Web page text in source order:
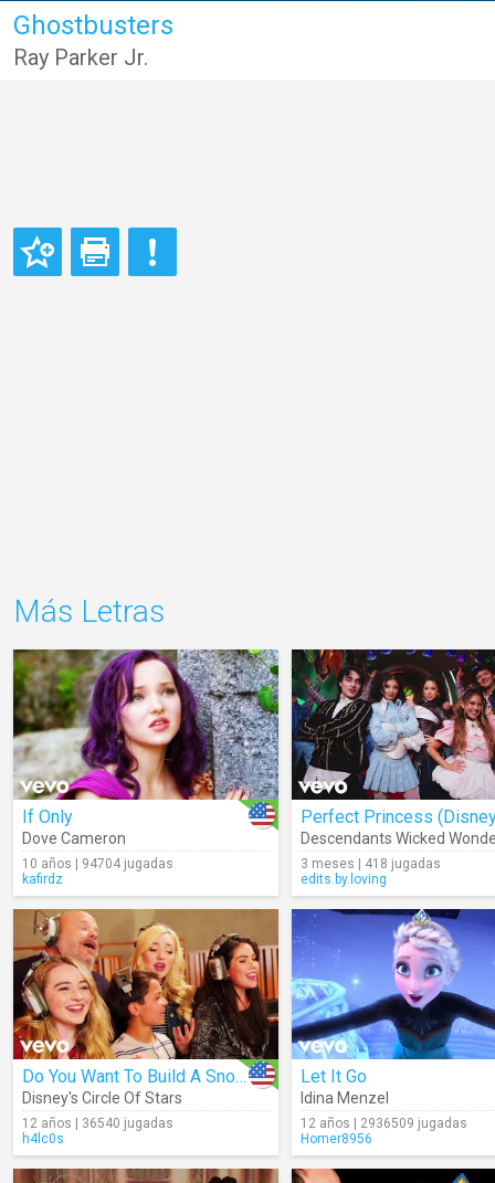
Ghostbusters
Ray Parker Jr.
Más Letras
If Only
Dove Cameron
10 años | 94704 jugadas
kafirdz
3 meses | 418 jugadas
edits.by.loving
Do You Want To Build A Snowman
Disney's Circle Of Stars
12 años | 36540 jugadas
h4lc0s
Let It Go
Idina Menzel
12 años | 2936509 jugadas
Homer8956